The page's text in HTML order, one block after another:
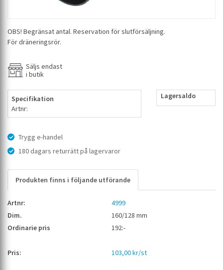
OBS! Begränsat antal. Reservation för slutförsäljning.
För dräneringsrör.
Säljs endast
i butik
Specifikation
Artnr:
Trygg e-handel
180 dagars returrätt på lagervaror
Lagersaldo
Produkten finns i följande utförande
4999
160/128 mm
192:-
103,00 kr/st